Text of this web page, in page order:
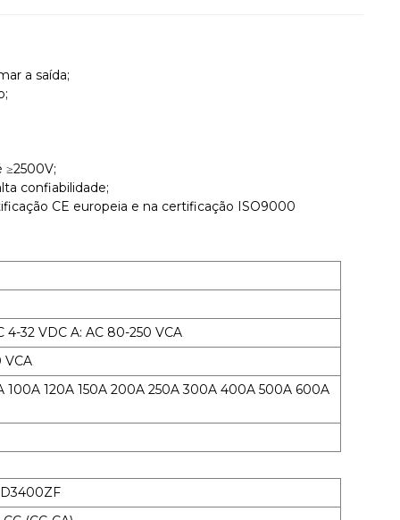
a saída;
confiabilidade;
CE europeia e na certificação ISO9000
32 VDC A: AC 80-250 VCA
VCA
120A 150A 200A 250A 300A 400A 500A 600A